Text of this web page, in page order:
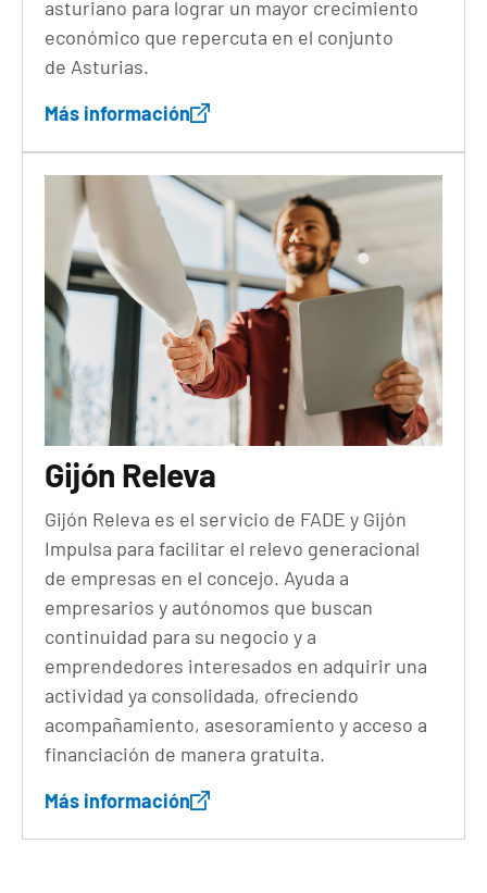
asturiano para lograr un mayor crecimiento
económico que repercuta en el conjunto
de Asturias.
Más información
Gijón Releva
Gijón Releva es el servicio de FADE y Gijón
Impulsa para facilitar el relevo generacional
de empresas en el concejo. Ayuda a
empresarios y autónomos que buscan
continuidad para su negocio y a
emprendedores interesados en adquirir una
actividad ya consolidada, ofreciendo
acompañamiento, asesoramiento y acceso a
financiación de manera gratuita.
Más información